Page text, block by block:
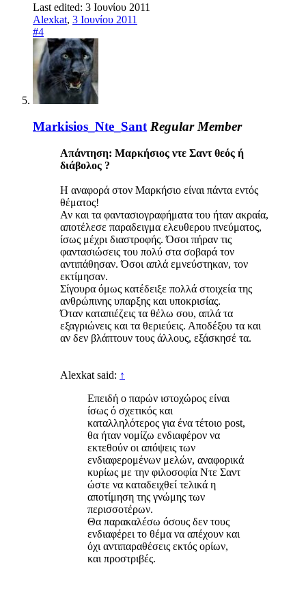
Last edited: 3 Ιουνίου 2011
Alexkat, 3 Ιουνίου 2011
#4
Markisios_Nte_Sant Regular Member
Απάντηση: Mαρκήσιος ντε Σαντ θεός ή
διάβολος ?
Η αναφορά στον Μαρκήσιο είναι πάντα εντός
θέματος!
Αν και τα φαντασιογραφήματα του ήταν ακραία,
αποτέλεσε παραδειγμα ελευθερου πνεύματος,
ίσως μέχρι διαστροφής. Όσοι πήραν τις
φαντασιώσεις του πολύ στα σοβαρά τον
αντιπάθησαν. Όσοι απλά εμνεύστηκαν, τον
εκτίμησαν.
Σίγουρα όμως κατέδειξε πολλά στοιχεία της
ανθρώπινης υπαρξης και υποκρισίας.
Όταν καταπιέζεις τα θέλω σου, απλά τα
εξαγριώνεις και τα θεριεύεις. Αποδέξου τα και
αν δεν βλάπτουν τους άλλους, εξάσκησέ τα.
Alexkat said: ↑
Επειδή ο παρών ιστοχώρος είναι
ίσως ό σχετικός και
καταλληλότερος για ένα τέτοιο post,
θα ήταν νομίζω ενδιαφέρον να
εκτεθούν οι απόψεις των
ενδιαφερομένων μελών, αναφορικά
κυρίως με την φιλοσοφία Ντε Σαντ
ώστε να καταδειχθεί τελικά η
αποτίμηση της γνώμης των
περισσοτέρων.
Θα παρακαλέσω όσους δεν τους
ενδιαφέρει το θέμα να απέχουν και
όχι αντιπαραθέσεις εκτός ορίων,
και προστριβές.